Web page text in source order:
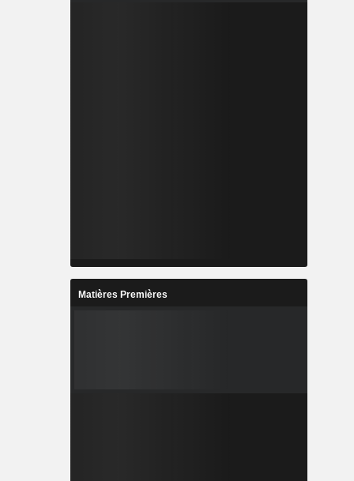
Matières Premières